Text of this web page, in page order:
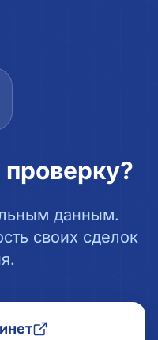
проверку?
данным.
своих сделок